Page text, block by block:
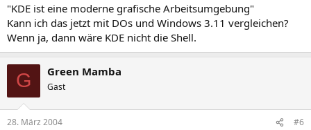
"KDE ist eine moderne grafische Arbeitsumgebung"
Kann ich das jetzt mit DOs und Windows 3.11 vergleichen?
Wenn ja, dann wäre KDE nicht die Shell.
G Green Mamba
Gast
28. März 2004 #6